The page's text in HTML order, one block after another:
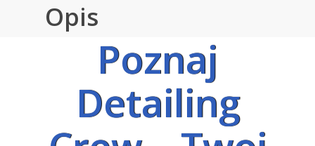
Opis
Poznaj
Detailing